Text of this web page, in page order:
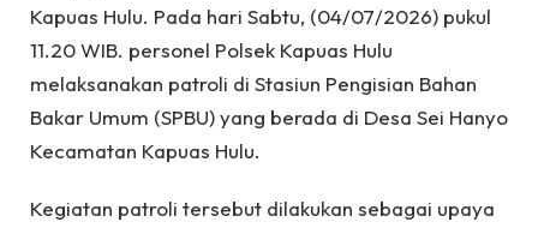
Kapuas Hulu. Pada hari Sabtu, (04/07/2026) pukul
11.20 WIB. personel Polsek Kapuas Hulu
melaksanakan patroli di Stasiun Pengisian Bahan
Bakar Umum (SPBU) yang berada di Desa Sei Hanyo
Kecamatan Kapuas Hulu.
Kegiatan patroli tersebut dilakukan sebagai upaya